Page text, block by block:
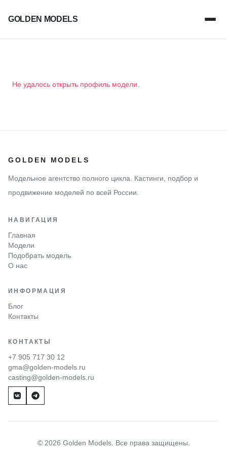
GOLDEN MODELS
Не удалось открыть профиль модели.
GOLDEN MODELS
Модельное агентство полного цикла. Кастинги, подбор и
продвижение моделей по всей России.
НАВИГАЦИЯ
Главная
Модели
Подобрать модель
О нас
ИНФОРМАЦИЯ
Блог
Контакты
КОНТАКТЫ
+7 905 717 30 12
gma@golden-models.ru
casting@golden-models.ru
© 2026 Golden Models. Все права защищены.